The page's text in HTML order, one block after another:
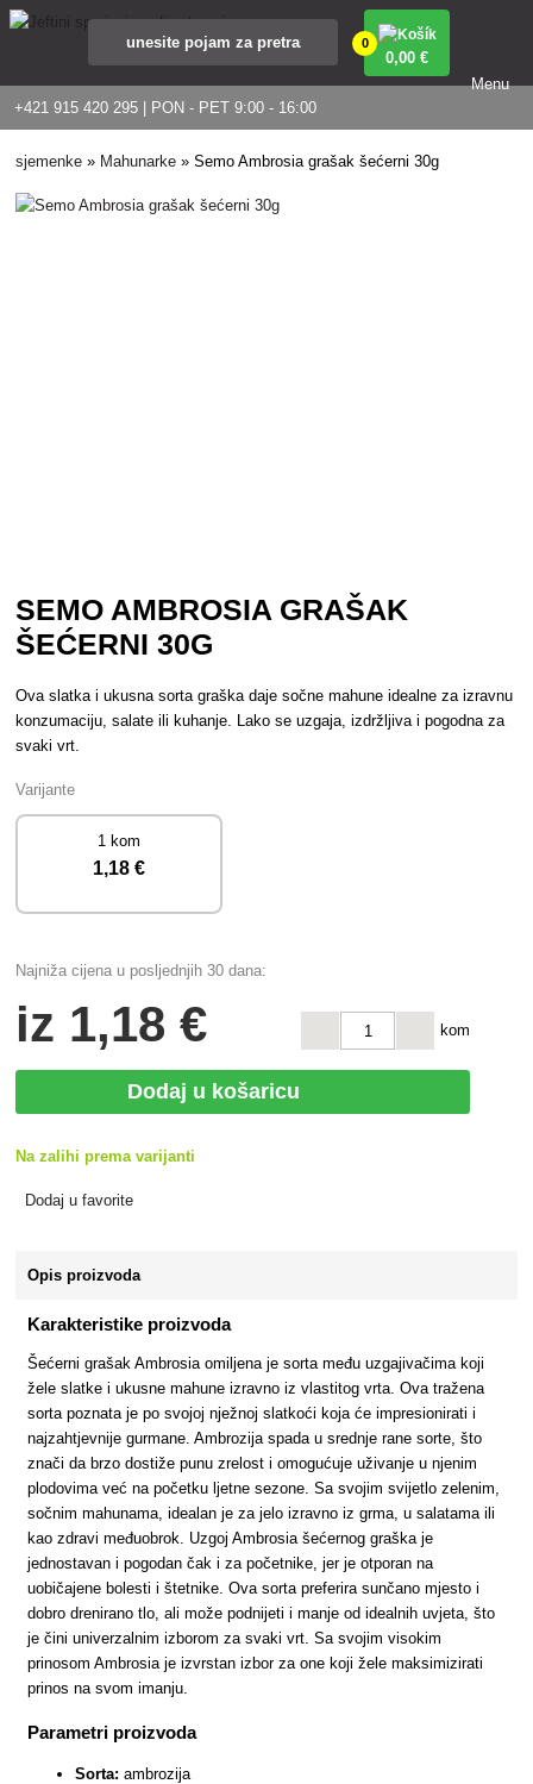
+421 915 420 295 | PON - PET 9:00 - 16:00
0
0,00 €
Menu
sjemenke » Mahunarke »Semo Ambrosia grašak šećerni 30g
SEMO AMBROSIA GRAŠAK
ŠEĆERNI 30G
Ova slatka i ukusna sorta graška daje sočne mahune idealne za izravnu
konzumaciju, salate ili kuhanje. Lako se uzgaja, izdržljiva i pogodna za
svaki vrt.
Varijante
1 kom
1,18 €
Najniža cijena u posljednjih 30 dana:
iz 1,18 € kom
Dodaj u košaricu
Na zalihi prema varijanti
Dodaj u favorite
Opis proizvoda
Karakteristike proizvoda
Šećerni grašak Ambrosia omiljena je sorta među uzgajivačima koji
žele slatke i ukusne mahune izravno iz vlastitog vrta. Ova tražena
sorta poznata je po svojoj nježnoj slatkoći koja će impresionirati i
najzahtjevnije gurmane. Ambrozija spada u srednje rane sorte, što
znači da brzo dostiže punu zrelost i omogućuje uživanje u njenim
plodovima već na početku ljetne sezone. Sa svojim svijetlo zelenim,
sočnim mahunama, idealan je za jelo izravno iz grma, u salatama ili
kao zdravi međuobrok. Uzgoj Ambrosia šećernog graška je
jednostavan i pogodan čak i za početnike, jer je otporan na
uobičajene bolesti i štetnike. Ova sorta preferira sunčano mjesto i
dobro drenirano tlo, ali može podnijeti i manje od idealnih uvjeta, što
je čini univerzalnim izborom za svaki vrt. Sa svojim visokim
prinosom Ambrosia je izvrstan izbor za one koji žele maksimizirati
prinos na svom imanju.
Parametri proizvoda
Sorta: ambrozija